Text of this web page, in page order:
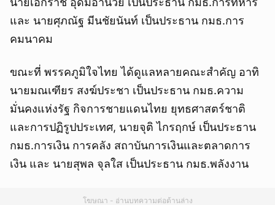
และ นายศุภณัฐ มีนชัยนันท์ เป็นประธาน กมธ.การ
คมนาคม
ขณะที่ พรรคภูมิใจไทย ได้ดูแลหลายคณะสำคัญ อาทิ
นายมณเฑียร สงฆ์ประชา เป็นประธาน กมธ.ความ
มั่นคงแห่งรัฐ กิจการชายแดนไทย ยุทธศาสตร์ชาติ
และการปฏิรูปประเทศ, นายจุติ ไกรฤกษ์ เป็นประธาน
กมธ.การเงิน การคลัง สถาบันการเงินและตลาดการ
เงิน และ นายสุพล จุลใส เป็นประธาน กมธ.พลังงาน
โฆษณา - อ่านบทความต่อด้านล่าง